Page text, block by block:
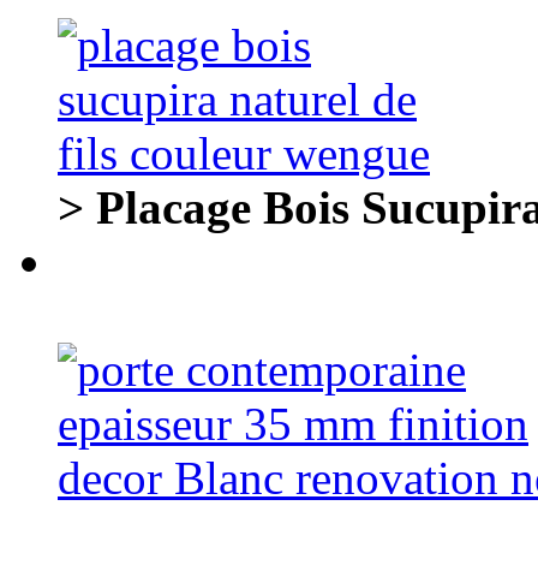
> Placage Bois